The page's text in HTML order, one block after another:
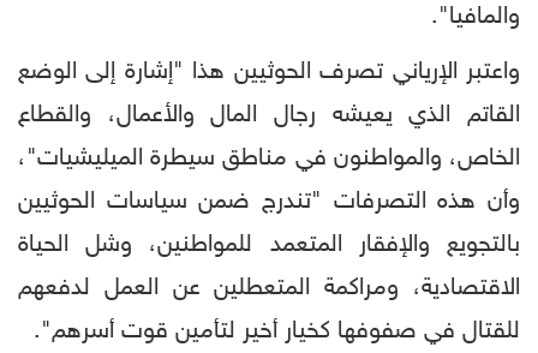
والمافيا".
واعتبر الإرياني تصرف الحوثيين هذا "إشارة إلى الوضع
القاتم الذي يعيشه رجال المال والأعمال، والقطاع
الخاص، والمواطنون في مناطق سيطرة الميليشيات"،
وأن هذه التصرفات "تندرج ضمن سياسات الحوثيين
بالتجويع والإفقار المتعمد للمواطنين، وشل الحياة
الاقتصادية، ومراكمة المتعطلين عن العمل لدفعهم
للقتال في صفوفها كخيار أخير لتأمين قوت أسرهم".